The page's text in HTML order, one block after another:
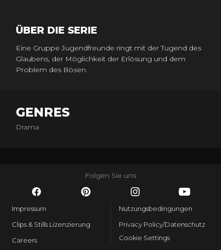
ÜBER DIE SERIE
Eine Gruppe Jugendfreunde ringt mit der Tugend des
Glaubens, der Möglichkeit der Erlösung und dem
Problem des Bösen.
GENRES
Drama
Folgen Sie uns
Impressum
Clips & Stills Lizenzierung
Careers
Nutzungsbedingungen
Privacy Policy/Datenschutz
Cookie Settings